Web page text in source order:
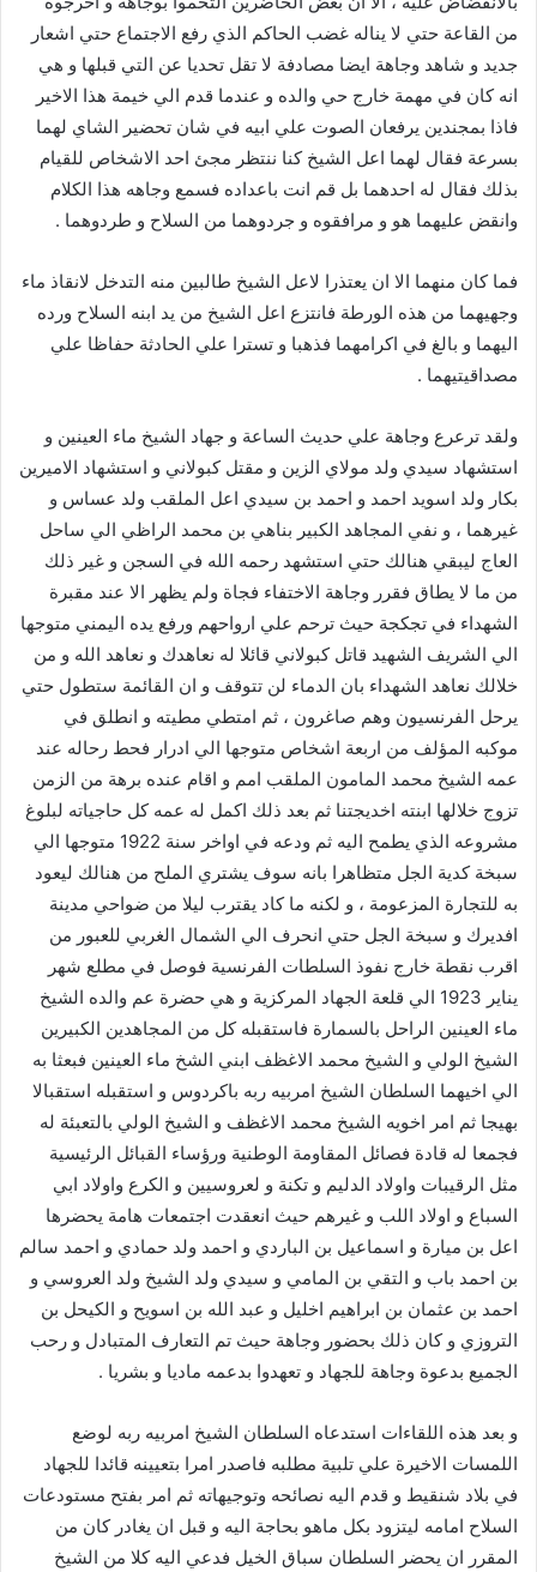
من القاعة حتي لا يناله غضب الحاكم الذي رفع الاجتماع حتي اشعار
جديد و شاهد وجاهة ايضا مصادفة لا تقل تحديا عن التي قبلها و هي
انه كان في مهمة خارج حي والده و عندما قدم الي خيمة هذا الاخير
فاذا بمجندين يرفعان الصوت علي ابيه في شان تحضير الشاي لهما
بسرعة فقال لهما اعل الشيخ كنا ننتظر مجئ احد الاشخاص للقيام
بذلك فقال له احدهما بل قم انت باعداده فسمع وجاهه هذا الكلام
وانقض عليهما هو و مرافقوه و جردوهما من السلاح و طردوهما .
فما كان منهما الا ان يعتذرا لاعل الشيخ طالبين منه التدخل لانقاذ ماء
وجهيهما من هذه الورطة فانتزع اعل الشيخ من يد ابنه السلاح ورده
اليهما و بالغ في اكرامهما فذهبا و تسترا علي الحادثة حفاظا علي
مصداقيتيهما .
ولقد ترعرع وجاهة علي حديث الساعة و جهاد الشيخ ماء العينين و
استشهاد سيدي ولد مولاي الزين و مقتل كبولاني و استشهاد الاميرين
بكار ولد اسويد احمد و احمد بن سيدي اعل الملقب ولد عساس و
غيرهما ، و نفي المجاهد الكبير بناهي بن محمد الراظي الي ساحل
العاج ليبقي هنالك حتي استشهد رحمه الله في السجن و غير ذلك
من ما لا يطاق فقرر وجاهة الاختفاء فجاة ولم يظهر الا عند مقبرة
الشهداء في تجكجة حيث ترحم علي ارواحهم ورفع يده اليمني متوجها
الي الشريف الشهيد قاتل كبولاني قائلا له نعاهدك و نعاهد الله و من
خلالك نعاهد الشهداء بان الدماء لن تتوقف و ان القائمة ستطول حتي
يرحل الفرنسيون وهم صاغرون ، ثم امتطي مطيته و انطلق في
موكبه المؤلف من اربعة اشخاص متوجها الي ادرار فحط رحاله عند
عمه الشيخ محمد المامون الملقب امم و اقام عنده برهة من الزمن
تزوج خلالها ابنته اخديجتنا ثم بعد ذلك اكمل له عمه كل حاجياته لبلوغ
مشروعه الذي يطمح اليه ثم ودعه في اواخر سنة 1922 متوجها الي
سبخة كدية الجل متظاهرا بانه سوف يشتري الملح من هنالك ليعود
به للتجارة المزعومة ، و لكنه ما كاد يقترب ليلا من ضواحي مدينة
افديرك و سبخة الجل حتي انحرف الي الشمال الغربي للعبور من
اقرب نقطة خارج نفوذ السلطات الفرنسية فوصل في مطلع شهر
يناير 1923 الي قلعة الجهاد المركزية و هي حضرة عم والده الشيخ
ماء العينين الراحل بالسمارة فاستقبله كل من المجاهدين الكبيرين
الشيخ الولي و الشيخ محمد الاغظف ابني الشخ ماء العينين فبعثا به
الي اخيهما السلطان الشيخ امربيه ربه باكردوس و استقبله استقبالا
بهيجا ثم امر اخويه الشيخ محمد الاغظف و الشيخ الولي بالتعبئة له
فجمعا له قادة فصائل المقاومة الوطنية ورؤساء القبائل الرئيسية
مثل الرقيبات واولاد الدليم و تكنة و لعروسيين و الكرع واولاد ابي
السباع و اولاد اللب و غيرهم حيث انعقدت اجتمعات هامة يحضرها
اعل بن ميارة و اسماعيل بن الباردي و احمد ولد حمادي و احمد سالم
بن احمد باب و التقي بن المامي و سيدي ولد الشيخ ولد العروسي و
احمد بن عثمان بن ابراهيم اخليل و عبد الله بن اسويح و الكيحل بن
التروزي و كان ذلك بحضور وجاهة حيث تم التعارف المتبادل و رحب
الجميع بدعوة وجاهة للجهاد و تعهدوا بدعمه ماديا و بشريا .
و بعد هذه اللقاءات استدعاه السلطان الشيخ امربيه ربه لوضع
اللمسات الاخيرة علي تلبية مطلبه فاصدر امرا بتعيينه قائدا للجهاد
في بلاد شنقيط و قدم اليه نصائحه وتوجيهاته ثم امر بفتح مستودعات
السلاح امامه ليتزود بكل ماهو بحاجة اليه و قبل ان يغادر كان من
المقرر ان يحضر السلطان سباق الخيل فدعي اليه كلا من الشيخ